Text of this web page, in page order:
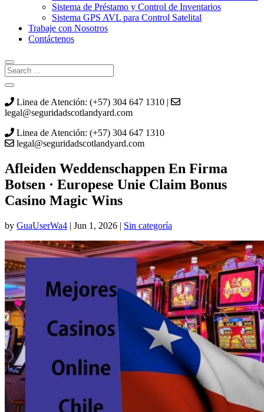
Sistema de Préstamo y Control de Inventarios
Sistema GPS AVL para Control Satelital
Trabaje con Nosotros
Contáctenos
Linea de Atención: (+57) 304 647 1310 |
legal@seguridadscotlandyard.com
Linea de Atención: (+57) 304 647 1310
legal@seguridadscotlandyard.com
Afleiden Weddenschappen En Firma
Botsen · Europese Unie Claim Bonus
Casino Magic Wins
by GuaUserWa4 | Jun 1, 2026 | Sin categoría